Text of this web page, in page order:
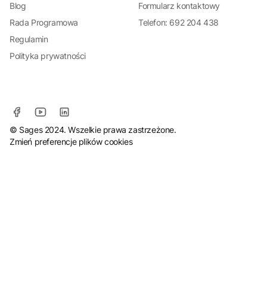
Blog
Rada Programowa
Regulamin
Polityka prywatności
Formularz kontaktowy
Telefon: 692 204 438
© Sages 2024. Wszelkie prawa zastrzeżone.
Zmień preferencje plików cookies